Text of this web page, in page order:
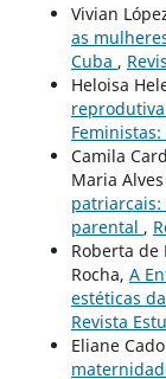
Vivian
as
Cuba ,
Heloisa
Feministas:
Camila
Maria
patriarcais:
parental ,
Roberta de
Rocha, A
estéticas
Revista
Eliane